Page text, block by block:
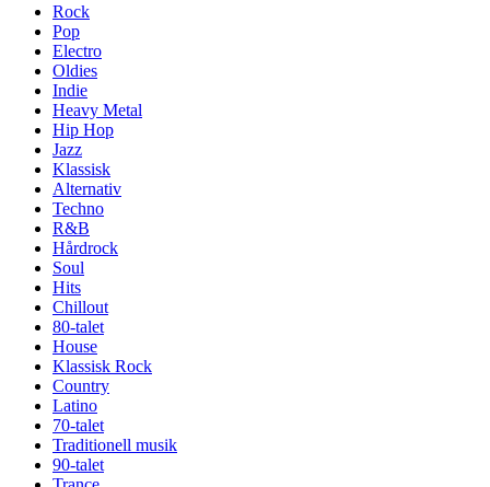
Rock
Pop
Electro
Oldies
Indie
Heavy Metal
Hip Hop
Jazz
Klassisk
Alternativ
Techno
R&B
Hårdrock
Soul
Hits
Chillout
80-talet
House
Klassisk Rock
Country
Latino
70-talet
Traditionell musik
90-talet